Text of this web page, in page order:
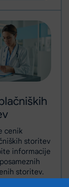
cenik
storitev
informacije
storitev.